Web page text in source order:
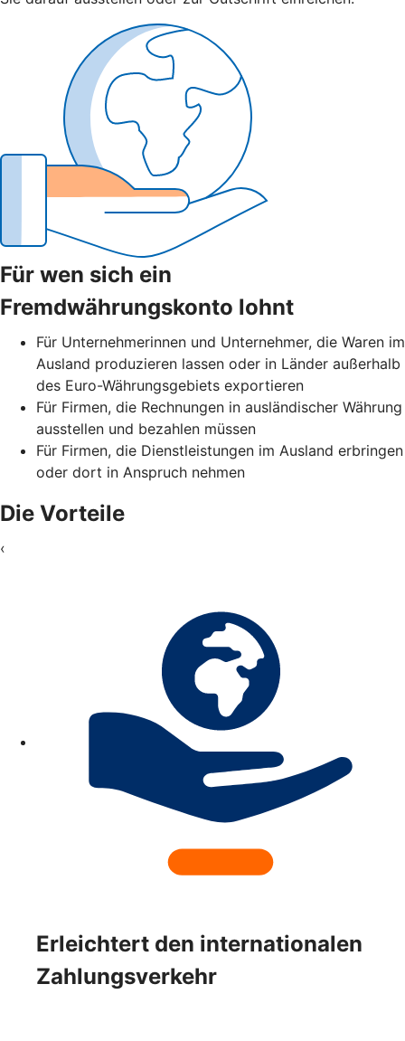
Für wen sich ein
Fremdwährungskonto lohnt
Für Unternehmerinnen und Unternehmer, die Waren im
Ausland produzieren lassen oder in Länder außerhalb
des Euro-Währungsgebiets exportieren
Für Firmen, die Rechnungen in ausländischer Währung
ausstellen und bezahlen müssen
Für Firmen, die Dienstleistungen im Ausland erbringen
oder dort in Anspruch nehmen
Die Vorteile
‹
Erleichtert den internationalen
Zahlungsverkehr